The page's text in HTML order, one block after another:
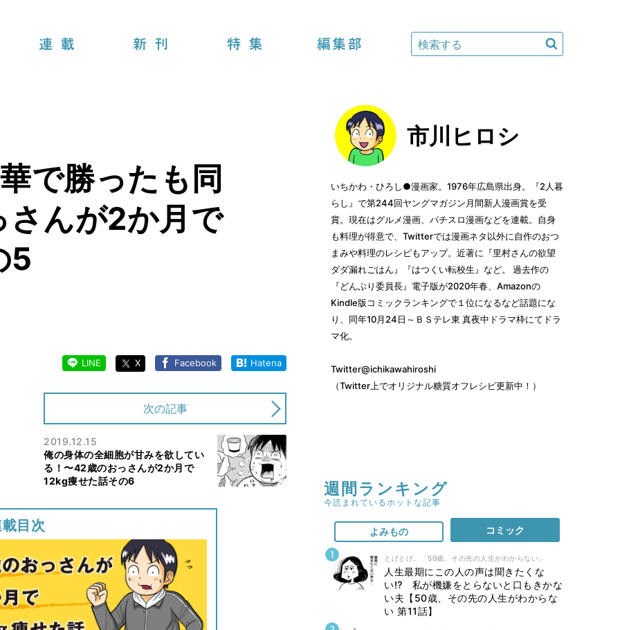
で勝ったも同
んが2か月で
5
LINE X Facebook Hatena
次の記事
2019.12.15
俺の身体の全細胞が甘みを欲してい
る！〜42歳のおっさんが2か月で
12kg痩せた話その6
目次
市川ヒロシ
いちかわ・ひろし●漫画家。1976年広島県出身。『2人暮
らし』で第244回ヤングマガジン月間新人漫画賞を受
賞。現在はグルメ漫画、パチスロ漫画などを連載。自身
も料理が得意で、Twitterでは漫画ネタ以外に自作のおつ
まみや料理のレシピもアップ。近著に『里村さんの欲望
ダダ漏れごはん』『はつくい転校生』など。 過去作の
『どんぶり委員長』電子版が2020年春、Amazonの
Kindle版コミックランキングで１位になるなど話題にな
り、同年10月24日～ＢＳテレ東 真夜中ドラマ枠にてドラ
マ化。
Twitter@ichikawahiroshi
（Twitter上でオリジナル糖質オフレシピ更新中！）
週間ランキング
今読まれているホットな記事
よみもの コミック
とげとげ。「50歳、その先の人生がわからない」
人生最期にこの人の声は聞きたくな
い⁉ 私が機嫌をとらないと口もきかな
い夫【50歳、その先の人生がわからな
い 第11話】